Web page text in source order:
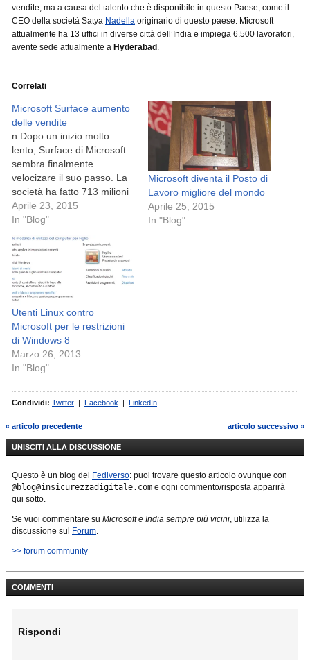
vendite, ma a causa del talento che è disponibile in questo Paese, come il
CEO della società Satya Nadella originario di questo paese. Microsoft
attualmente ha 13 uffici in diverse città dell’India e impiega 6.500 lavoratori,
avente sede attualmente a Hyderabad
Correlati
Microsoft Surface aumento
delle vendite
n Dopo un inizio molto
lento, Surface di Microsoft
sembra finalmente
velocizare il suo passo. La
società ha fatto 713 milioni
dollari dalla vendita di
Surface nell’ultimo
ultimo rapporto sui ricavi ,
un 44 per cento in
più rispetto allo scorso
anno. E sì, è attribuibile
gran parte al Surface Pro…
Aprile 23, 2015
In "Blog"
Microsoft diventa il Posto di
Lavoro migliore del mondo
Aprile 25, 2015
In "Blog"
Utenti Linux contro
Microsoft per le restrizioni
di Windows 8
Marzo 26, 2013
In "Blog"
Condividi: Twitter | Facebook | LinkedIn
« articolo precedente articolo successivo »
UNISCITI ALLA DISCUSSIONE
Questo è un blog del Fediverso: puoi trovare questo articolo ovunque con
@blog@insicurezzadigitale.com e ogni commento/risposta apparirà
qui sotto.
Se vuoi commentare su Microsoft e India sempre più vicini , utilizza la
discussione sul Forum
>> forum community
COMMENTI
Rispondi